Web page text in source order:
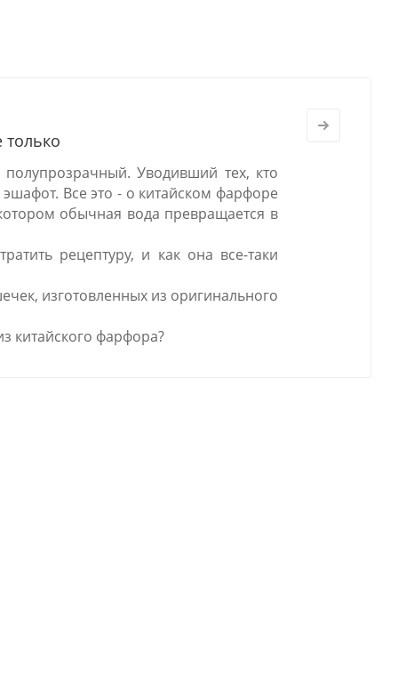
только
Уводивший тех, кто
Все это - о китайском фарфоре
обычная вода превращается в
рецептуру, и как она все-таки
изготовленных из оригинального
китайского фарфора?